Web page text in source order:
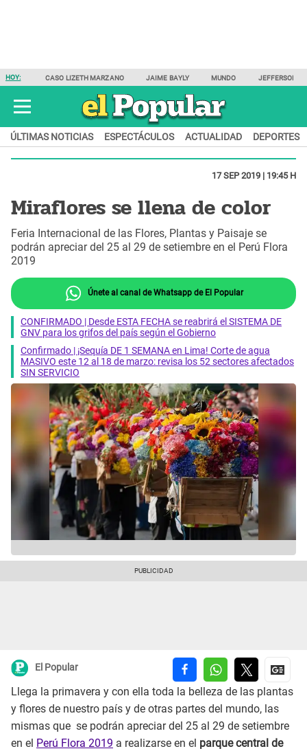
HOY: CASO LIZETH MARZANO JAIME BAYLY MUNDO JEFFERSON
ÚLTIMAS NOTICIAS ESPECTÁCULOS ACTUALIDAD DEPORTES
17 SEP 2019 | 19:45 H
Miraflores se llena de color
Feria Internacional de las Flores, Plantas y Paisaje se
podrán apreciar del 25 al 29 de setiembre en el Perú Flora
2019
Únete al canal de Whatsapp de El Popular
CONFIRMADO | Desde ESTA FECHA se reabrirá el SISTEMA DE
GNV para los grifos del país según el Gobierno
Confirmado | ¡Sequía DE 1 SEMANA en Lima! Corte de agua
MASIVO este 12 al 18 de marzo: revisa los 52 sectores afectados
SIN SERVICIO
El Popular
Llega la primavera y con ella toda la belleza de las plantas
y flores de nuestro país y de otras partes del mundo, las
mismas que se podrán apreciar del 25 al 29 de setiembre
en el Perú Flora 2019 a realizarse en el parque central de